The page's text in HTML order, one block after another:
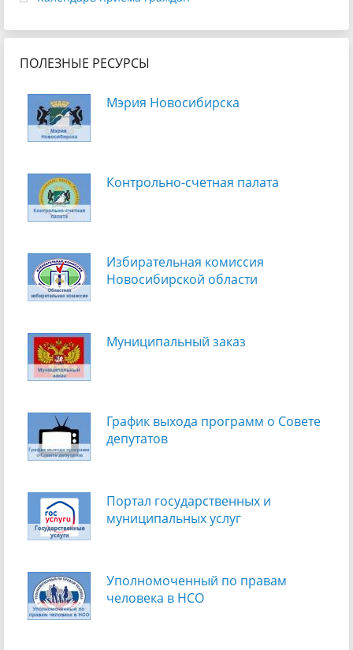
ПОЛЕЗНЫЕ РЕСУРСЫ
Мэрия Новосибирска
Контрольно-счетная палата
Избирательная комиссия
Новосибирской области
Муниципальный заказ
График выхода программ о Cовете
депутатов
Портал государственных и
муниципальных услуг
Уполномоченный по правам
человека в НСО